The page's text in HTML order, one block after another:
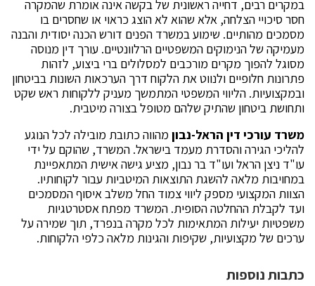
במקרים רבים, דחייה ראשונית של בקשה אינה אומרת שהמקרה
חסר סיכויי הצלחה, אלא שהוא לא הוצג כראוי או שחסרים בו
מסמכים מהותיים. שימוע במשרד הפנים דורש הכנה יסודית והבנה
מעמיקה של הנימוקים המשפטיים הרלוונטיים. עורך דין מנוסה
מסוגל להפוך מקרים מורכבים למסלולים ברי ביצוע, לזהות
פתרונות חלופיים ולנווט את הלקוח דרך הערכאות השונות בביטחון
ובמקצועיות. הליווי המשפטי המתמשך מעניק ללקוחות ראש שקט
ותחושת ביטחון שהתיק שלהם מטופל בצורה מיטבית.
משרד עורכי דין הראל-נבון מהווה כתובת מובילה לכל הנוגע
להליכי הגירה והסדרת מעמד בישראל. המשרד, שהוקם על ידי
עו"ד ניצן הראל ועו"ד בר נבון, מציע גישה אישית המתאפיינת
במחויבות מלאה להשגת התוצאות המיטביות עבור לקוחותיו.
הצוות המקצועי מספק ליווי צמוד החל משלב איסוף המסמכים
ועד לקבלת ההחלטה הסופית. המשרד מפתח אסטרטגיות
משפטיות יעילות המתאימות לכל מקרה בנפרד, תוך שמירה על
ערכים של מקצועיות, שקיפות והגינות מלאה כלפי הלקוחות.
כתבות נוספות